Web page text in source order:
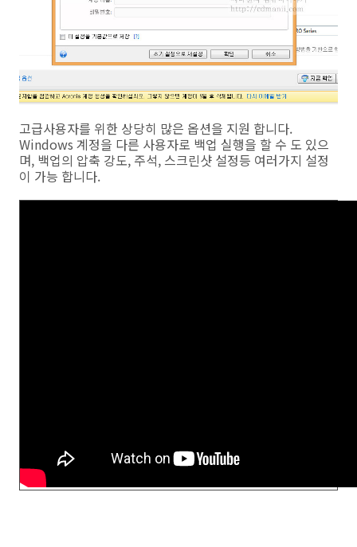
고급사용자를 위한 상당히 많은 옵션을 지원 합니다.
Windows 계정을 다른 사용자로 백업 실행을 할 수 도 있으
며, 백업의 압축 강도, 주석, 스크린샷 설정등 여러가지 설정
이 가능 합니다.